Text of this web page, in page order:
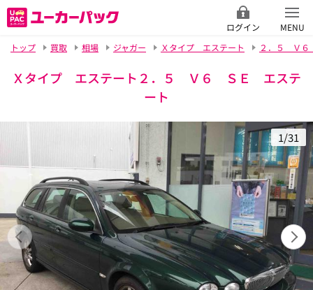
ログイン
MENU
トップ
買取 相場 ジャガー Ｘタイプ エステート ２．５ Ｖ
Ｘタイプ エステート２．５ Ｖ６ ＳＥ エステ
ート
1/31